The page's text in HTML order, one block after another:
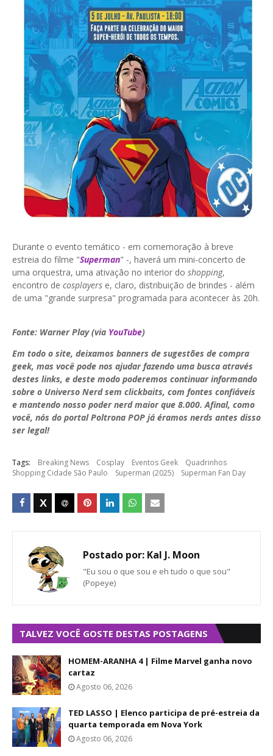
Durante o evento temático - em comemoração à breve
estreia do filme "Superman" -, haverá um mini-concerto de
uma orquestra, uma ativação no interior do shopping,
encontro de cosplayers e, claro, distribuição de brindes - além
de uma "grande surpresa" programada para acontecer às 20h.
Fonte: Warner Play (via YouTube)
Em todo o site, deixamos banners de sugestões de compra
geek, mas você pode nos ajudar fazendo uma busca através
destes links, e deste modo poderemos continuar informando
sobre o Universo Nerd sem clickbaits, com fontes confiáveis
e mantendo nosso poder nerd maior que 8.000. Afinal, como
você, nós do portal Poltrona POP já éramos nerds antes disso
ser legal!
Tags: Breaking News Cosplay Eventos Geek
Quadrinhos
Shopping Cidade São Paulo
Superman (2025) Superman Fan Day
Postado por: Kal J. Moon
"Eu sou o que sou e eh tudo o que sou"
(Popeye)
TALVEZ VOCÊ GOSTE DESTAS POSTAGENS
HOMEM-ARANHA 4 | Filme Marvel ganha novo
cartaz
Agosto 06, 2026
TED LASSO | Elenco participa de pré-estreia da
quarta temporada em Nova York
Agosto 06, 2026